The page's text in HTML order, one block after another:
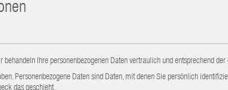
Ihre personenbezogenen Daten vertraulich und entsprechend
Personenbezogene Daten sind Daten, mit denen Sie persönlich
das geschieht.